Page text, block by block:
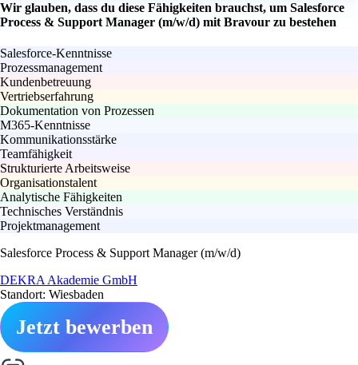
Wir glauben, dass du diese Fähigkeiten brauchst, um Salesforce
Process & Support Manager (m/w/d) mit Bravour zu bestehen
Salesforce-Kenntnisse
Prozessmanagement
Kundenbetreuung
Vertriebserfahrung
Dokumentation von Prozessen
M365-Kenntnisse
Kommunikationsstärke
Teamfähigkeit
Strukturierte Arbeitsweise
Organisationstalent
Analytische Fähigkeiten
Technisches Verständnis
Projektmanagement
Salesforce Process & Support Manager (m/w/d)
DEKRA Akademie GmbH
Standort: Wiesbaden
Jetzt bewerben